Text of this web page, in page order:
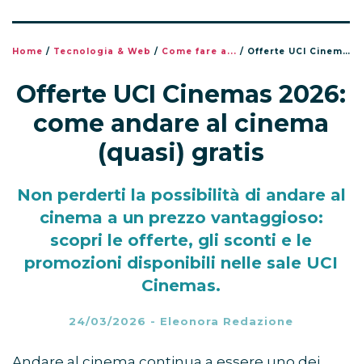
Home / Tecnologia & Web / Come fare a... / Offerte UCI Cinemas 2026: come andare al cinema (quasi) gratis
Offerte UCI Cinemas 2026:
come andare al cinema
(quasi) gratis
Non perderti la possibilità di andare al
cinema a un prezzo vantaggioso:
scopri le offerte, gli sconti e le
promozioni disponibili nelle sale UCI
Cinemas.
24/03/2026 - Eleonora Redazione